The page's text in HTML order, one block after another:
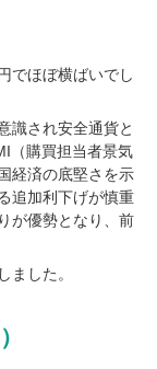
でほぼ横ばいでし
識され安全通貨と
（購買担当者景気
経済の底堅さを示
追加利下げが慎重
が優勢となり、前
ました。